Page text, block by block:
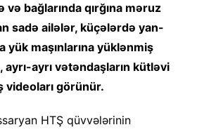
və bağlarında qırğına məruz
sadə ailələr, küçələrdə yan-
yük maşınlarına yüklənmiş
ayrı-ayrı vətəndaşların kütləvi
videoları görünür.
HTŞ qüvvələrinin